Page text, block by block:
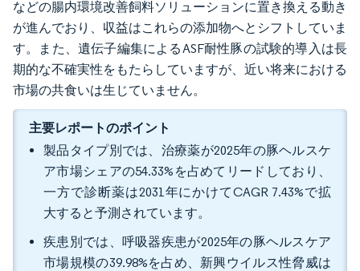
などの腸内環境改善飼料ソリューションに置き換える動き
が進んでおり、収益はこれらの添加物へとシフトしていま
す。また、遺伝子編集によるASF耐性豚の試験的導入は長
期的な不確実性をもたらしていますが、近い将来における
市場の共食いは生じていません。
主要レポートのポイント
製品タイプ別では、治療薬が2025年の豚ヘルスケ
ア市場シェアの54.33%を占めてリードしており、
一方で診断薬は2031年にかけてCAGR 7.43%で拡
大すると予測されています。
疾患別では、呼吸器疾患が2025年の豚ヘルスケア
市場規模の39.98%を占め、新興ウイルス性脅威は